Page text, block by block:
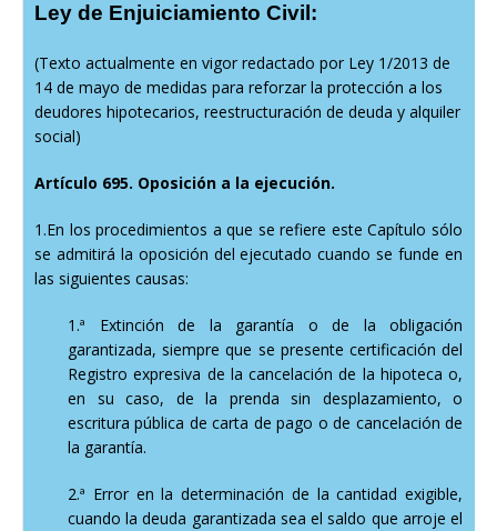
Ley de Enjuiciamiento Civil:
(Texto actualmente en vigor redactado por Ley 1/2013 de
14 de mayo de medidas para reforzar la protección a los
deudores hipotecarios, reestructuración de deuda y alquiler
social)
Artículo 695. Oposición a la ejecución.
1.En los procedimientos a que se refiere este Capítulo sólo
se admitirá la oposición del ejecutado cuando se funde en
las siguientes causas:
1.ª Extinción de la garantía o de la obligación
garantizada, siempre que se presente certificación del
Registro expresiva de la cancelación de la hipoteca o,
en su caso, de la prenda sin desplazamiento, o
escritura pública de carta de pago o de cancelación de
la garantía.
2.ª Error en la determinación de la cantidad exigible,
cuando la deuda garantizada sea el saldo que arroje el